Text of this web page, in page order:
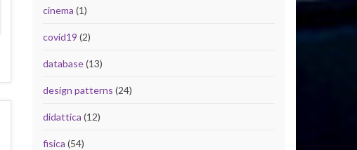
cinema (1)
covid19 (2)
database(13)
design patterns (24)
didattica (12)
fisica (54)